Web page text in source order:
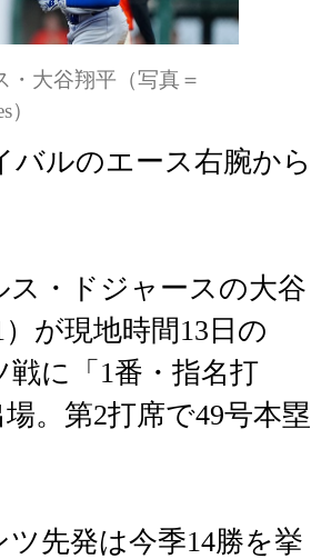
・大谷翔平（写真＝
）
ルのエース右腕から
・ドジャースの大谷
が現地時間13日の
戦に「1番・指名打
。第2打席で49号本塁
先発は今季14勝を挙